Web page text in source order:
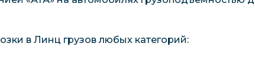
в Линц грузов любых категорий: